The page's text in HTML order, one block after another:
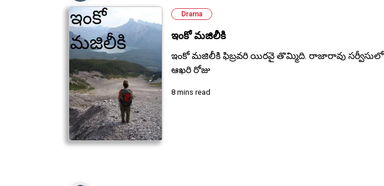
Drama
ఇంకో మజిలీకి
ఇంకో మజిలీకి ఫిబ్రవరి యిరవై తొమ్మిది. రాజారావు సర్వీసులో
ఆఖరి రోజు
8 mins read